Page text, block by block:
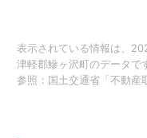
表示されている情報は、
津軽郡鰺ヶ沢町のデータで
参照： 国土交通省「不動産